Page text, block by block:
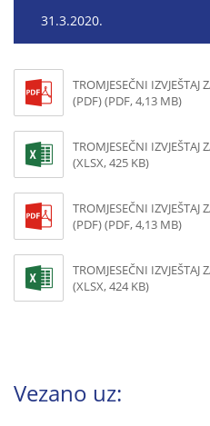
31.3.2020.
TROMJESEČNI
(PDF) (PDF, 4,13 MB)
TROMJESEČNI
(XLSX, 425 KB)
TROMJESEČNI
(PDF) (PDF, 4,13 MB)
TROMJESEČNI
(XLSX, 424 KB)
Vezano uz: